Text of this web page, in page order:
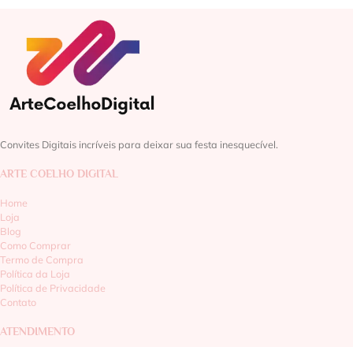
Convites Digitais incríveis para deixar sua festa inesquecível.
ARTE COELHO DIGITAL
Home
Loja
Blog
Como Comprar
Termo de Compra
Política da Loja
Política de Privacidade
Contato
ATENDIMENTO